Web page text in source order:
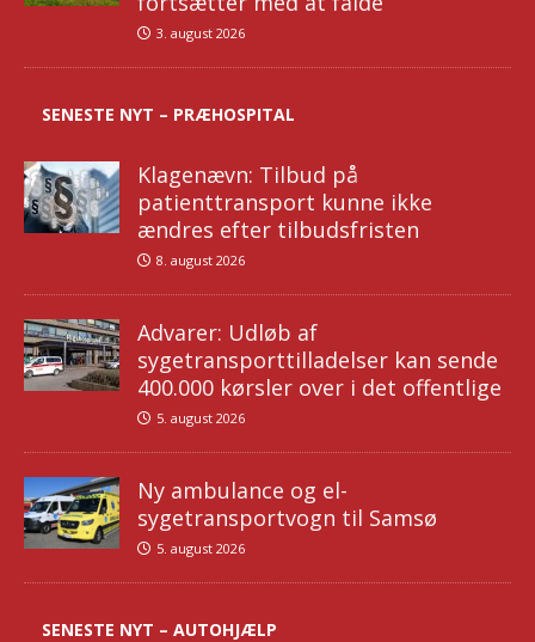
3. august 2026
SENESTE NYT – PRÆHOSPITAL
Klagenævn: Tilbud på
patienttransport kunne ikke
ændres efter tilbudsfristen
8. august 2026
Advarer: Udløb af
sygetransporttilladelser kan sende
400.000 kørsler over i det offentlige
5. august 2026
Ny ambulance og el-
sygetransportvogn til Samsø
5. august 2026
SENESTE NYT – AUTOHJÆLP